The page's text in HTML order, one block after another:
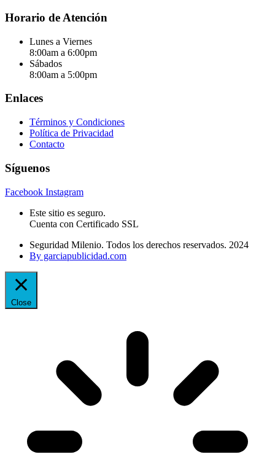
Horario de Atención
Lunes a Viernes
8:00am a 6:00pm
Sábados
8:00am a 5:00pm
Enlaces
Términos y Condiciones
Política de Privacidad
Contacto
Síguenos
Facebook Instagram
Este sitio es seguro.
Cuenta con Certificado SSL
Seguridad Milenio. Todos los derechos reservados. 2024
By garciapublicidad.com
Close